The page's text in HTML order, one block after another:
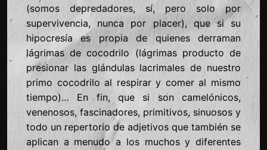
(somos depredadores, sí, pero solo por
supervivencia, nunca por placer), que si su
hipocresía es propia de quienes derraman
lágrimas de cocodrilo (lágrimas producto de
presionar las glándulas lacrimales de nuestro
primo cocodrilo al respirar y comer al mismo
tiempo)… En fin, que si son camelónicos,
venenosos, fascinadores, primitivos, sinuosos y
todo un repertorio de adjetivos que también se
aplican a menudo a los muchos y diferentes